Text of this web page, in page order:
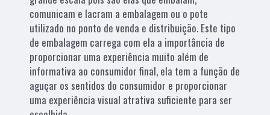
comunicam e lacram a embalagem ou o pote
utilizado no ponto de venda e distribuição. Este tipo
de embalagem carrega com ela a importância de
proporcionar uma experiência muito além de
informativa ao consumidor final, ela tem a função de
aguçar os sentidos do consumidor e proporcionar
uma experiência visual atrativa suficiente para ser